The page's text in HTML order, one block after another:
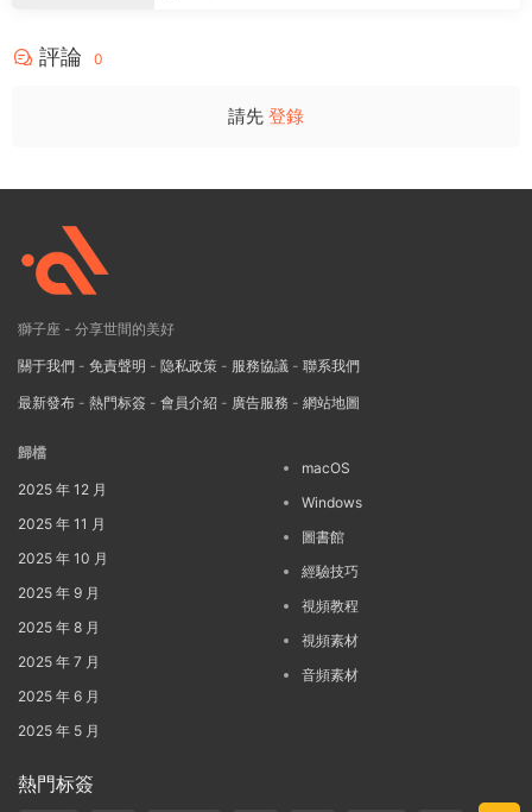
評論 0
請先 登錄
獅子座 - 分享世間的美好
關于我們 - 免責聲明 - 隐私政策 - 服務協議 - 聯系我們
最新發布 - 熱門标簽 - 會員介紹 - 廣告服務 - 網站地圖
歸檔
2025 年 12 月
2025 年 11 月
2025 年 10 月
2025 年 9 月
2025 年 8 月
2025 年 7 月
2025 年 6 月
2025 年 5 月
macOS
Windows
圖書館
經驗技巧
視頻教程
視頻素材
音頻素材
熱門标簽